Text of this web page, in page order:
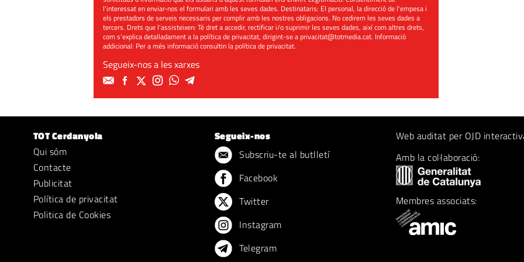
l'interessat en enviar-nos el formulari amb les seves dades. Destinataris: El personal, la direcció de l'empesa i
els prestadors de serveis necessaris per complir amb les nostres obligacions. No cedirem les seves dades a
tercers. Drets que l'assisteixen: Té dret a accedir, rectificar i/o suprimir les seves dades, així com altres drets,
com s'explica detalladament a la política de privacitat, dirigint-se aprivacitat@totmedia.cat. Informació
addicional: Per a més informació consultin lapolítica de privacitat.
Segueix-nos a les xarxes
TOT Cerdanyola
Qui sóm
Contacte
Publicitat
Política de privacitat
Politica de Cookies
Segueix-nos
Subscriu-te al butlletí
Facebook
Twitter
Instagram
Telegram
Web auditat per OJD
Amb la col·laboració:
Membres associats: